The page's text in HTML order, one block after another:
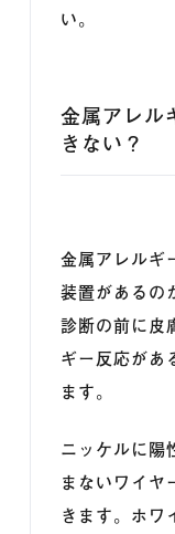
い。
金属アレル
きない？
金属アレルギ
装置があるの
診断の前に皮
ギー反応があ
ます。
ニッケルに陽
まないワイヤ
きます。ホワ